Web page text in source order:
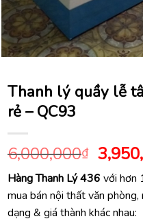
Thanh lý quầy lễ
rẻ – QC93
6,000,000₫ Giá
gốc
là:
Hàng Thanh Lý 436 với hơn
mua bán nội thất văn
dạng & giá thành khác nhau: